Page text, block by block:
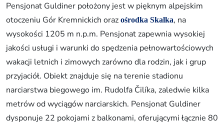
Pensjonat Guldiner położony jest w pięknym alpejskim
otoczeniu Gór Kremnickich oraz ośrodka Skalka, na
wysokości 1205 m n.p.m. Pensjonat zapewnia wysokiej
jakości usługi i warunki do spędzenia pełnowartościowych
wakacji letnich i zimowych zarówno dla rodzin, jak i grup
przyjaciół. Obiekt znajduje się na terenie stadionu
narciarstwa biegowego im. Rudolfa Čilíka, zaledwie kilka
metrów od wyciągów narciarskich. Pensjonat Guldiner
dysponuje 22 pokojami z balkonami, oferującymi łącznie 80